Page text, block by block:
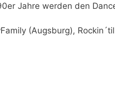
Jahre werden den
(Augsburg),